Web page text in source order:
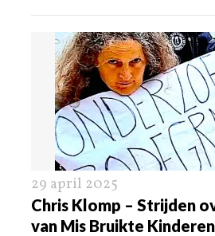
29 april 2025
Chris Klomp – Strijden
van Mis Bruikte Kinderen